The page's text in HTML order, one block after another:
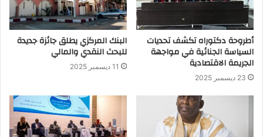
أطروحة دكتوراه تكشف تحديات
السياسة الجنائية في مواجهة
الجريمة الاقتصادية
23 ديسمبر 2025
البنك المركزي يطلق جائزة جديدة
للبحث النقدي والمالي
11 ديسمبر 2025